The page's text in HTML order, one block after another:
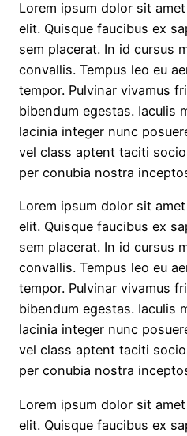
Lorem ipsum dolor sit
elit. Quisque faucibus ex
sem placerat. In id cursus
convallis. Tempus leo eu
tempor. Pulvinar vivamus
bibendum egestas. Iaculis
lacinia integer nunc
vel class aptent taciti
per conubia nostra
Lorem ipsum dolor sit
elit. Quisque faucibus ex
sem placerat. In id cursus
convallis. Tempus leo eu
tempor. Pulvinar vivamus
bibendum egestas. Iaculis
lacinia integer nunc
vel class aptent taciti
per conubia nostra
Lorem ipsum dolor sit
elit. Quisque faucibus ex